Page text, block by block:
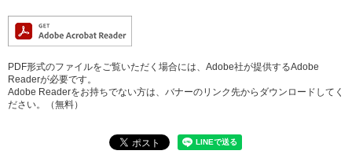
PDF形式のファイルをご覧いただく場合には、Adobe社が提供するAdobe
Readerが必要です。
Adobe Readerをお持ちでない方は、バナーのリンク先からダウンロードしてく
ださい。（無料）